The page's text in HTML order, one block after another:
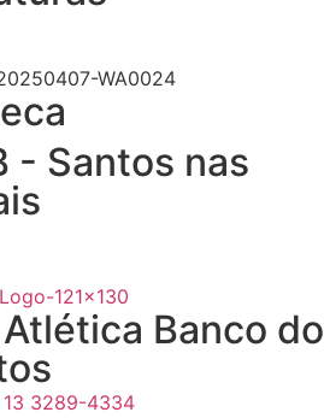
- Santos nas
Banco do
13 3289-4334